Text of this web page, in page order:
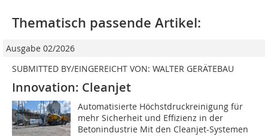
Thematisch passende Artikel:
Ausgabe 02/2026
SUBMITTED BY/EINGEREICHT VON: WALTER GERÄTEBAU
Innovation: Cleanjet
Automatisierte Höchstdruckreinigung für
mehr Sicherheit und Effizienz in der
Betonindustrie Mit den Cleanjet-Systemen 